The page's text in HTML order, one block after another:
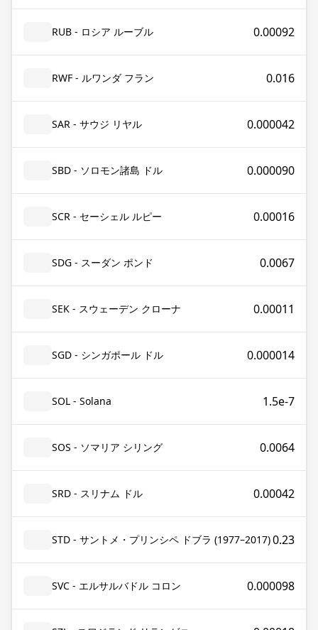
RUB - ロシア ルーブル 0.00092
RWF - ルワンダ フラン 0.016
SAR - サウジ リヤル 0.000042
SBD - ソロモン諸島 ドル 0.000090
SCR - セーシェル ルピー 0.00016
SDG - スーダン ポンド 0.0067
SEK - スウェーデン クローナ 0.00011
SGD - シンガポール ドル 0.000014
SOL - Solana 1.5e-7
SOS - ソマリア シリング 0.0064
SRD - スリナム ドル 0.00042
STD - サントメ・プリンシペ ドブラ (1977–2017)0.23
SVC - エルサルバドル コロン 0.000098